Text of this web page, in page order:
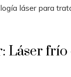
láser para
Láser frío